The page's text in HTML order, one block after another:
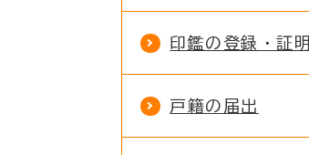
印鑑の登録・証明
戸籍の届出